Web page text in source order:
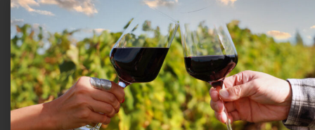
Grappa Poli “sarpa Oro”
Barrique Cl.70 40° –
Astucciata
Grappa Poli “cleopatra”
Moscato Oro Cl.70 40° –
Astucciata